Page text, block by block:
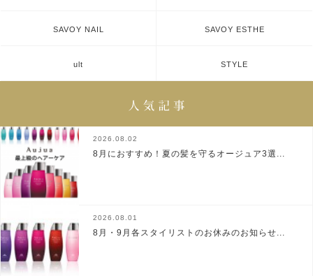
SAVOY NAIL SAVOY ESTHE
ult STYLE
2026.08.02
8月におすすめ！夏の髪を守るオージュア3選...
2026.08.01
8月・9月各スタイリストのお休みのお知らせ...